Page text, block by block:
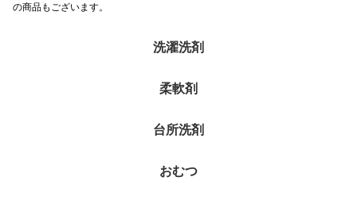
の商品もございます。
洗濯洗剤
柔軟剤
台所洗剤
おむつ